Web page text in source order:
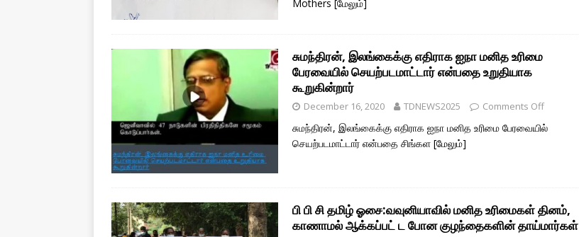
Mothers [மேலும்]
சுமந்திரன், இலங்கைக்கு எதிராக ஐநா மனித உரிமை
பேரவையில் செயற்படமாட்டார் என்பதை உறுதியாக
கூறுகின்றார்
December 16, 2020 TDNEWS2025 Comments Off
சுமந்திரன், இலங்கைக்கு எதிராக ஐநா மனித உரிமை பேரவையில்
செயற்படமாட்டார் என்பதை சிங்கள [மேலும்]
பி பி சி தமிழ் ஓசை:வவுனியாவில் மனித உரிமைகள் தினம்,
காணாமல் ஆக்கப்பட் ட போன குழந்தைகளின் தாய்மார்கள்